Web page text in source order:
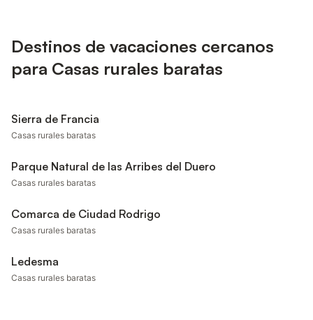
Destinos de vacaciones cercanos
para Casas rurales baratas
Sierra de Francia
Casas rurales baratas
Parque Natural de las Arribes del Duero
Casas rurales baratas
Comarca de Ciudad Rodrigo
Casas rurales baratas
Ledesma
Casas rurales baratas